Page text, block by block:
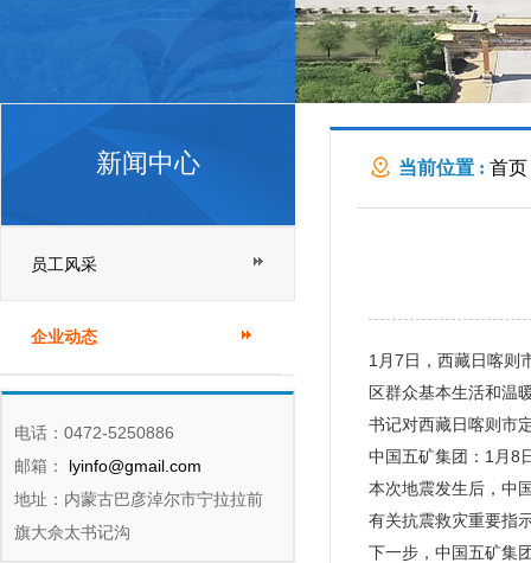
新闻中心
员工风采
企业动态
电话：0472-5250886
邮箱：
lyinfo@gmail.com
地址：内蒙古巴彦淖尔市宁拉拉前
旗大佘太书记沟
当前位置 : 首页
1月7日，西藏日喀则
区群众基本生活和温
书记对西藏日喀则市
中国五矿集团：1月8
本次地震发生后，中
有关抗震救灾重要指
下一步，中国五矿集